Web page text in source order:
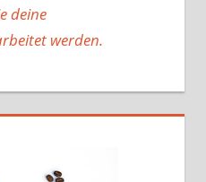
deine
werden.